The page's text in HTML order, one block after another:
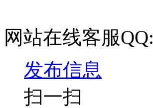
网站在线客服QQ:
发布信息
扫一扫